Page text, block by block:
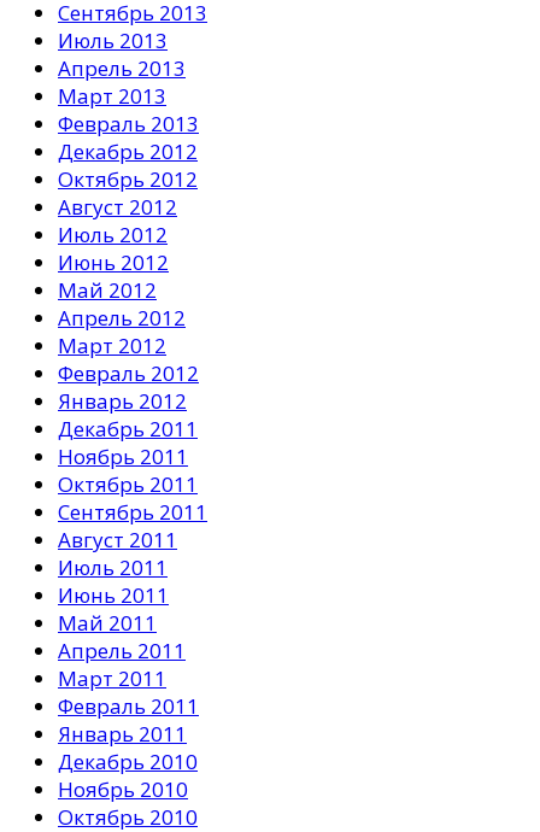
Сентябрь 2013
Июль 2013
Апрель 2013
Март 2013
Февраль 2013
Декабрь 2012
Октябрь 2012
Август 2012
Июль 2012
Июнь 2012
Май 2012
Апрель 2012
Март 2012
Февраль 2012
Январь 2012
Декабрь 2011
Ноябрь 2011
Октябрь 2011
Сентябрь 2011
Август 2011
Июль 2011
Июнь 2011
Май 2011
Апрель 2011
Март 2011
Февраль 2011
Январь 2011
Декабрь 2010
Ноябрь 2010
Октябрь 2010